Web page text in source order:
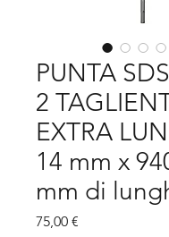
PUNTA
2
EXTRA
14 mm x
mm di
75,00 €